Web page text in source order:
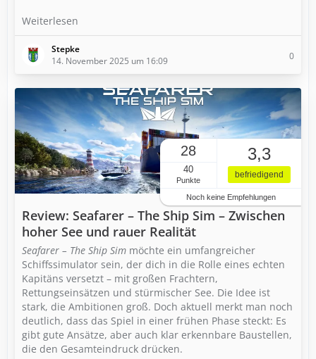
Weiterlesen
Stepke
14. November 2025 um 16:09
0
28
40
Punkte
3,3
befriedigend
Noch keine Empfehlungen
Review: Seafarer – The Ship Sim – Zwischen
hoher See und rauer Realität
Seafarer – The Ship Sim möchte ein umfangreicher
Schiffssimulator sein, der dich in die Rolle eines echten
Kapitäns versetzt – mit großen Frachtern,
Rettungseinsätzen und stürmischer See. Die Idee ist
stark, die Ambitionen groß. Doch aktuell merkt man noch
deutlich, dass das Spiel in einer frühen Phase steckt: Es
gibt gute Ansätze, aber auch klar erkennbare Baustellen,
die den Gesamteindruck drücken.